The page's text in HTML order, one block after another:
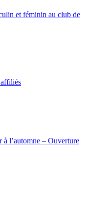
et féminin au club de
l’automne – Ouverture